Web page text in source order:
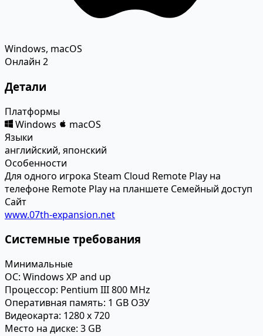
Windows, macOS
Онлайн 2
Детали
Платформы
Windows
macOS
Языки
английский, японский
Особенности
Для одного игрока Steam Cloud Remote Play на
телефоне Remote Play на планшете Семейный доступ
Сайт
www.07th-expansion.net
Системные требования
Минимальные
ОС: Windows XP and up
Процессор: Pentium III 800 MHz
Оперативная память: 1 GB ОЗУ
Видеокарта: 1280 x 720
Место на диске: 3 GB